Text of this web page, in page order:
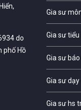
do
phố Hồ
Gia sư
Gia sư tiểu
Gia sư báo
Gia sư dạy
Gia sư hs